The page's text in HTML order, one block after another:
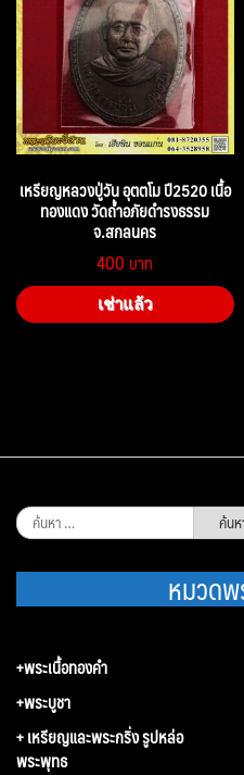
เหรียญหลวงปู่วัน อุตตโม ปี2520 เนื้อ
ทองแดง วัดถ้ำอภัยดำรงธรรม
จ.สกลนคร
400
เช่าแล้ว
ค้นหา
สำหรับ:
หมวดพ
+พระเนื้อทองคำ
+พระบูชา
+ เหรียญและพระกริ่ง รูปหล่อ
พระพุทธ